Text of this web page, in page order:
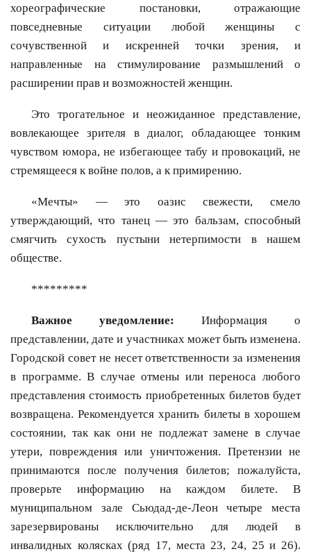
хореографические постановки, отражающие
повседневные ситуации любой женщины с
сочувственной и искренней точки зрения, и
направленные на стимулирование размышлений о
расширении прав и возможностей женщин.
Это трогательное и неожиданное представление,
вовлекающее зрителя в диалог, обладающее тонким
чувством юмора, не избегающее табу и провокаций, не
стремящееся к войне полов, а к примирению.
«Мечты» — это оазис свежести, смело
утверждающий, что танец — это бальзам, способный
смягчить сухость пустыни нетерпимости в нашем
обществе.
*********
Важное уведомление:
Информация о
представлении, дате и участниках может быть изменена.
Городской совет не несет ответственности за изменения
в программе. В случае отмены или переноса любого
представления стоимость приобретенных билетов будет
возвращена. Рекомендуется хранить билеты в хорошем
состоянии, так как они не подлежат замене в случае
утери, повреждения или уничтожения. Претензии не
принимаются после получения билетов; пожалуйста,
проверьте информацию на каждом билете. В
муниципальном зале Сьюдад-де-Леон четыре места
зарезервированы исключительно для людей в
инвалидных колясках (ряд 17, места 23, 24, 25 и 26).